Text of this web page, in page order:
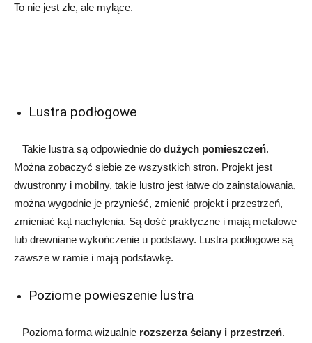
To nie jest złe, ale mylące.
Lustra podłogowe
Takie lustra są odpowiednie do dużych pomieszczeń.
Można zobaczyć siebie ze wszystkich stron. Projekt jest
dwustronny i mobilny, takie lustro jest łatwe do zainstalowania,
można wygodnie je przynieść, zmienić projekt i przestrzeń,
zmieniać kąt nachylenia. Są dość praktyczne i mają metalowe
lub drewniane wykończenie u podstawy. Lustra podłogowe są
zawsze w ramie i mają podstawkę.
Poziome powieszenie lustra
Pozioma forma wizualnie rozszerza ściany i przestrzeń.